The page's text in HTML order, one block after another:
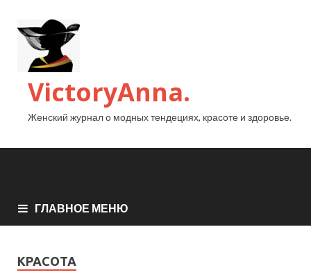
VictoryAnna.
Женский журнал о модных тендециях, красоте и здоровье.
ГЛАВНОЕ МЕНЮ
КРАСОТА